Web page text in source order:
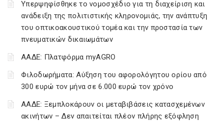
Υπερψηφίσθηκε το νομοσχέδιο για τη διαχείριση και
ανάδειξη της πολιτιστικής κληρονομιάς, την ανάπτυξη
του οπτικοακουστικού τομέα και την προστασία των
πνευματικών δικαιωμάτων
ΑΑΔΕ: Πλατφόρμα myAGRO
Φιλοδωρήματα: Αύξηση του αφορολόγητου ορίου από
300 ευρώ τον μήνα σε 6.000 ευρώ τον χρόνο
ΑΑΔΕ: Ξεμπλοκάρουν οι μεταβιβάσεις κατασχεμένων
ακινήτων – Δεν απαιτείται πλέον πλήρης εξόφληση